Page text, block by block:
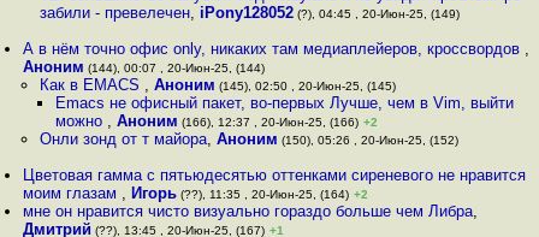
забили - превелечен, iPony128052(?), 04:45 , 20-Июн-25, (149)
А в нём точно офис only, никаких там медиаплейеров, кроссвордов ,
Аноним (144), 00:07 , 20-Июн-25, (144)
Как в EMACS , Аноним (145), 02:50 , 20-Июн-25, (145)
Emacs не офисный пакет, во-первых Лучше, чем в Vim, выйти
можно , Аноним (166), 12:37 , 20-Июн-25, (166) +2
Онли зонд от т майора, Аноним (150), 05:26 , 20-Июн-25, (152)
Цветовая гамма с пятьюдесятью оттенками сиреневого не нравится
моим глазам , Игорь (??), 11:35 , 20-Июн-25, (164) +2
мне он нравится чисто визуально гораздо больше чем Либра,
Дмитрий (??), 13:45 , 20-Июн-25, (167) +1